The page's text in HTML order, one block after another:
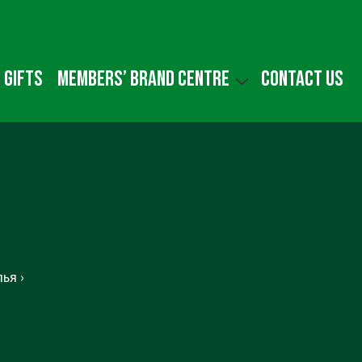
gifts Members’ Brand Centre Contact us
›